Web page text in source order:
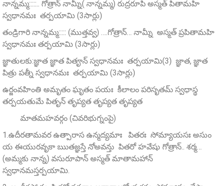
నాన్నమ్మ:::::.. గోత్రాన్ నామ్నీ( నాన్నమ్మ) రుద్రరూపి అస్మత్‌ పితామహి
స్వధానమః తర్పయామి (3సార్లు)
తండ్రిగారి నాన్నమ్మ::::: (ముత్తవ్వ) ….గోత్రాన్… నామ్నీ అస్మత్‌ ప్రపితామహి
స్వధానమః తర్పయామి (3సార్లు)
జ్ఞాతులకు:జ్ఞాత జ్ఞాత పితౄన్‌ స్వధానమః తర్పయామి(3) జ్ఞాత, జ్ఞాత
పిత్రు పత్నీ స్వధానమః తర్పయామి (3సార్లు)
ఉర్జంవహింతి అమృతం ఘృతం పయః కీలాలం పరిసృతమ్‌ స్వధాస్థ
తర్పయతుమే పితృన్‌ తృప్యత తృప్యత తృప్యత
మాతమహవర్గం (చివరిభుగ్నంపై)
1.ఉదీరతామవర ఉత్పారాస ఉన్మద్యమాః పితరః సోమ్యాయసః అసుం
య ఈయురవృకా ఋతజ్ఞస్తే నోఅవన్తు పితరో హవేషు గోత్రాన్.. శర్మ…
(అమ్మకు నాన్న) వసురూపాన్‌ అస్మత్‌ మాతామహాన్
స్వధానమస్తర్పయామి.